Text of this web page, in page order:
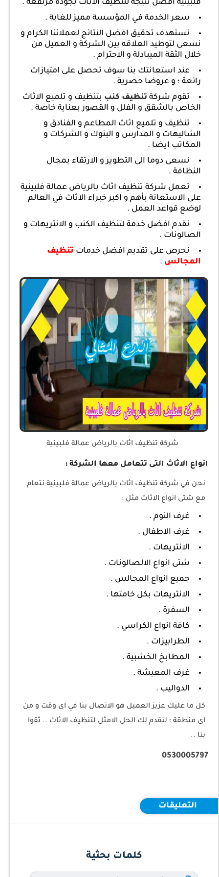
فلبينية افضل نتيجة لتنظيف الاثاث بجودة مرتفعة .
سعر الخدمة في المؤسسة مميز للغاية .
نستهدف تحقيق افضل النتائج لعملائنا الكرام و
نسعى لتوطيد العلاقه بين الشركة و العميل من
خلال الثقة الميبادلة و الاحترام .
عند استعانتك بنا سوف تحصل على امتيازات
رائعة ؛ و عروضا حصرية .
تقوم شركة تنظيف كنب بتنظيف و تلميع الاثاث
الخاص بالشقق و الفلل و القصور بعناية خاصة .
تنظيف و تلميع اثاث المطاعم و الفنادق و
الشاليهات و المدارس و البنوك و الشركات و
المكاتب ايضا .
نسعى دوما الى التطوير و الارتقاء بمجال
النظافة .
تعمل شركة تنظيف اثاث بالرياض عمالة فلبينية
على الاستعانة بأهم و اكبر خبراء الاثاث في العالم
لوضع قواعد العمل .
نقدم افضل خدمة لتنظيف الكنب و الانتريهات و
الصالونات .
نحرص على تقديم افضل خدمات تنظيف
المجالس .
شركة تنظيف اثاث بالرياض عمالة فلبينية
انواع الاثاث التى تتعامل معها الشركة :
نحن في شركة تنظيف اثاث بالرياض عمالة فلبينية نتعام
مع شتى انواع الاثاث مثل :
غرف النوم .
غرف الاطفال .
الانتريهات .
شتى انواع الالصالونات .
جميع انواع المجالس .
الانتريهات بكل خامتها .
السفرة .
كافة انواع الكراسي .
الطرابيزات .
المطابخ الخشبية .
غرف المعيشة .
الدواليب .
كل ما عليك عزيز العميل هو الاتصال بنا في اى وقت و من
اى منطقة ؛ لنقدم لك الحل الامثل لتنظيف الاثاث .. ثقوا
بنا ..
0530005797
التعليقات
كلمات بحثية